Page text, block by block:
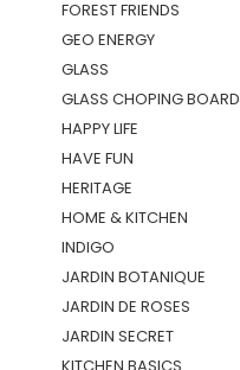
FOREST FRIENDS
GEO ENERGY
GLASS
GLASS CHOPING BOARD
HAPPY LIFE
HAVE FUN
HERITAGE
HOME & KITCHEN
INDIGO
JARDIN BOTANIQUE
JARDIN DE ROSES
JARDIN SECRET